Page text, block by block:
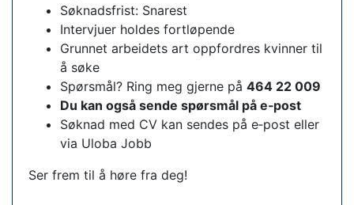
Søknadsfrist: Snarest
Intervjuer holdes fortløpende
Grunnet arbeidets art oppfordres kvinner til
å søke
Spørsmål? Ring meg gjerne på 464 22 009
Du kan også sende spørsmål på e‑post
Søknad med CV kan sendes på e‑post eller
via Uloba Jobb
Ser frem til å høre fra deg!